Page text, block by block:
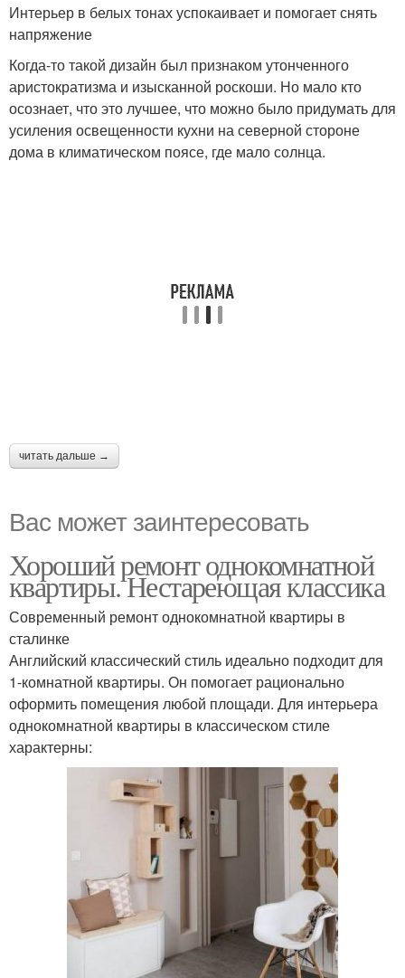
Интерьер в белых тонах успокаивает и помогает снять
напряжение
Когда-то такой дизайн был признаком утонченного
аристократизма и изысканной роскоши. Но мало кто
осознает, что это лучшее, что можно было придумать для
усиления освещенности кухни на северной стороне
дома в климатическом поясе, где мало солнца.
читать дальше →
Вас может заинтересовать
Хороший ремонт однокомнатной
квартиры. Нестареющая классика
Современный ремонт однокомнатной квартиры в
сталинке
Английский классический стиль идеально подходит для
1-комнатной квартиры. Он помогает рационально
оформить помещения любой площади. Для интерьера
однокомнатной квартиры в классическом стиле
характерны: